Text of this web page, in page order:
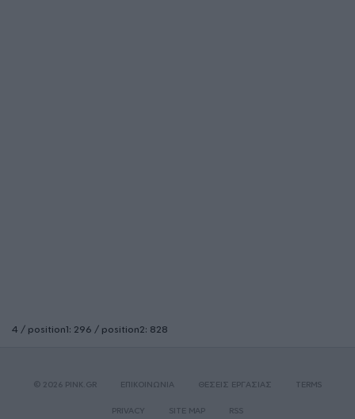
4 / position1: 296 / position2: 828
© 2026 PINK.GR ΕΠΙΚΟΙΝΩΝΙΑ ΘΕΣΕΙΣ ΕΡΓΑΣΙΑΣ TERMS
PRIVACY SITE MAP RSS